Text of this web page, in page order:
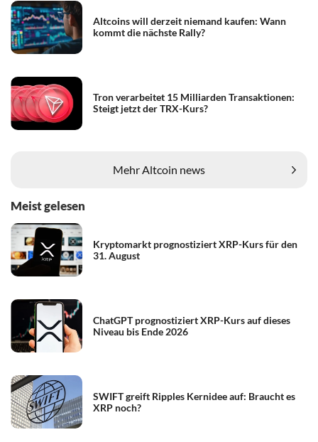
Altcoins will derzeit niemand kaufen: Wann
kommt die nächste Rally?
Tron verarbeitet 15 Milliarden Transaktionen:
Steigt jetzt der TRX-Kurs?
Mehr Altcoin news
Meist gelesen
Kryptomarkt prognostiziert XRP-Kurs für den
31. August
ChatGPT prognostiziert XRP-Kurs auf dieses
Niveau bis Ende 2026
SWIFT greift Ripples Kernidee auf: Braucht es
XRP noch?